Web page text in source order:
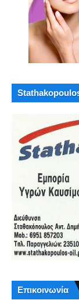
Επικοινωνία